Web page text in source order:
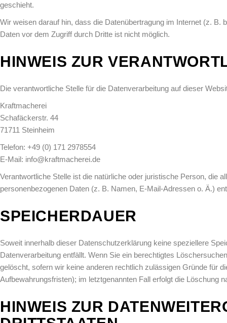
geschieht.
Wir weisen darauf hin, dass die Datenübertragung im Internet (z.
Daten vor dem Zugriff durch Dritte ist nicht möglich.
HINWEIS ZUR
Die verantwortliche Stelle für die Datenverarbeitung auf dieser
Kraftmacherei
Schafäckerstr. 44
71711 Steinheim
Telefon: +49 (0) 171 2978554
E-Mail: info@kraftmacherei.de
Verantwortliche Stelle ist die natürliche oder juristische Person, die
personenbezogenen Daten (z. B. Namen, E-Mail-Adressen o. Ä.)
SPEICHERDAUER
Soweit innerhalb dieser Datenschutzerklärung keine speziellere
Datenverarbeitung entfällt. Wenn Sie ein berechtigtes
gelöscht, sofern wir keine anderen rechtlich zulässigen Gründe für
Aufbewahrungsfristen); im letztgenannten Fall erfolgt die Löschung
HINWEIS ZUR